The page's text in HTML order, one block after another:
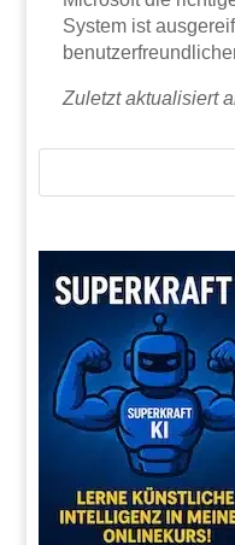
System ist
Zuletzt aktualisiert